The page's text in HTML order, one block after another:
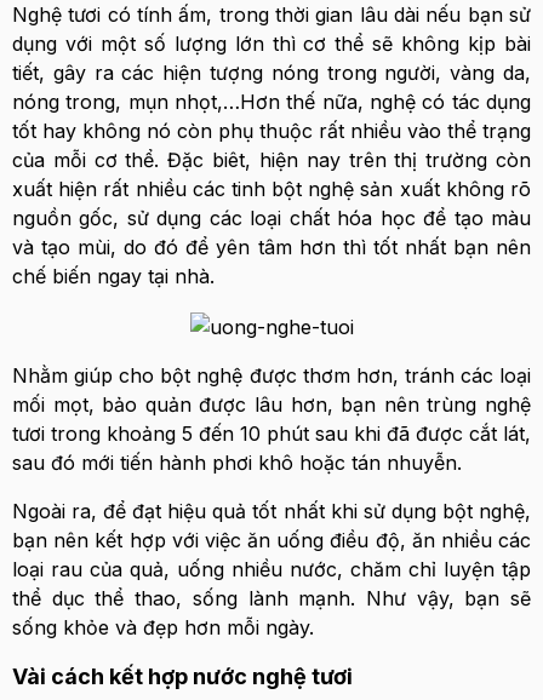
Nghệ tươi có tính ấm, trong thời gian lâu dài nếu bạn sử
dụng với một số lượng lớn thì cơ thể sẽ không kịp bài
tiết, gây ra các hiện tượng nóng trong người, vàng da,
nóng trong, mụn nhọt,…Hơn thế nữa, nghệ có tác dụng
tốt hay không nó còn phụ thuộc rất nhiều vào thể trạng
của mỗi cơ thể. Đặc biêt, hiện nay trên thị trường còn
xuất hiện rất nhiều các tinh bột nghệ sản xuất không rõ
nguồn gốc, sử dụng các loại chất hóa học để tạo màu
và tạo mùi, do đó để yên tâm hơn thì tốt nhất bạn nên
chế biến ngay tại nhà.
Nhằm giúp cho bột nghệ được thơm hơn, tránh các loại
mối mọt, bảo quản được lâu hơn, bạn nên trùng nghệ
tươi trong khoảng 5 đến 10 phút sau khi đã được cắt lát,
sau đó mới tiến hành phơi khô hoặc tán nhuyễn.
Ngoài ra, để đạt hiệu quả tốt nhất khi sử dụng bột nghệ,
bạn nên kết hợp với việc ăn uống điều độ, ăn nhiều các
loại rau của quả, uống nhiều nước, chăm chỉ luyện tập
thể dục thể thao, sống lành mạnh. Như vậy, bạn sẽ
sống khỏe và đẹp hơn mỗi ngày.
Vài cách kết hợp nước nghệ tươi